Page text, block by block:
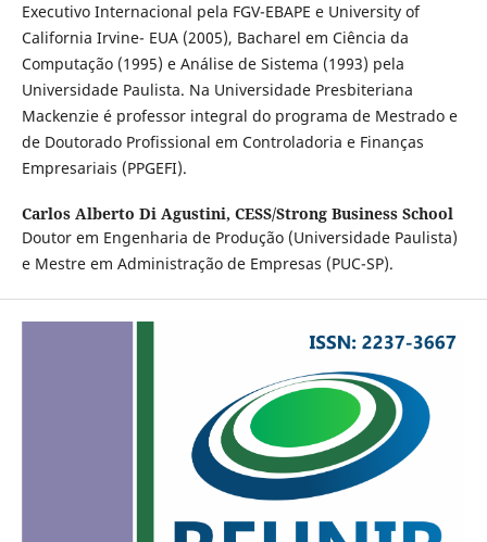
Executivo Internacional pela FGV-EBAPE e University of
California Irvine- EUA (2005), Bacharel em Ciência da
Computação (1995) e Análise de Sistema (1993) pela
Universidade Paulista. Na Universidade Presbiteriana
Mackenzie é professor integral do programa de Mestrado e
de Doutorado Profissional em Controladoria e Finanças
Empresariais (PPGEFI).
Carlos Alberto Di Agustini, CESS/Strong Business School
Doutor em Engenharia de Produção (Universidade Paulista)
e Mestre em Administração de Empresas (PUC-SP).